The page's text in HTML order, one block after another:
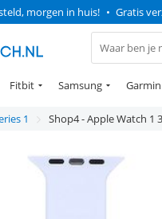
morgen in huis! • Gratis
Fitbit Samsung Garmin
1 Shop4 - Apple Watch 1